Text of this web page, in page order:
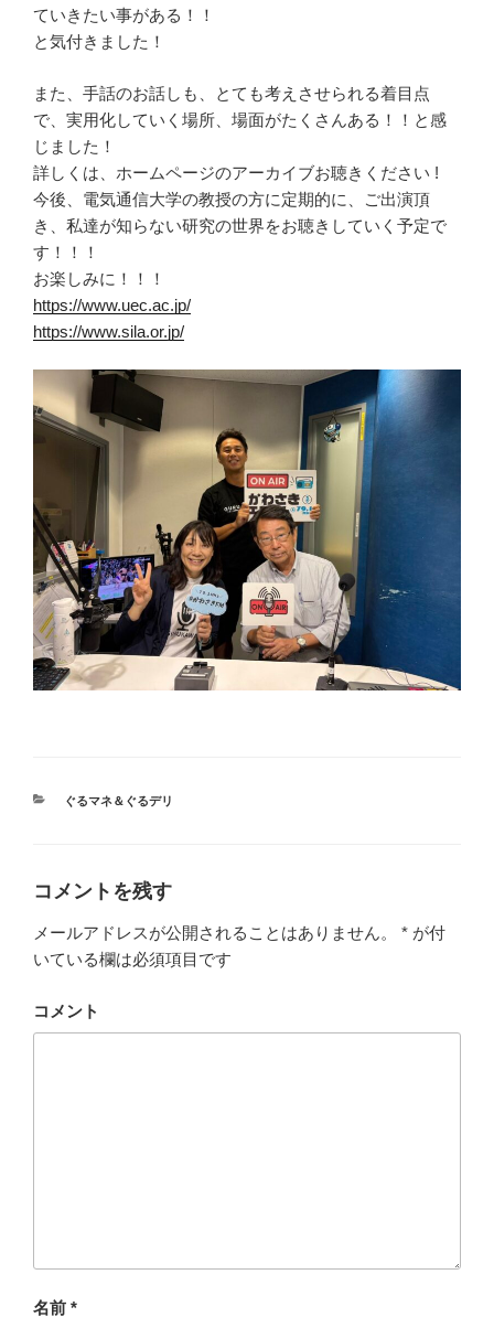
ていきたい事がある！！
と気付きました！
また、手話のお話しも、とても考えさせられる着目点
で、実用化していく場所、場面がたくさんある！！と感
じました！
詳しくは、ホームページのアーカイブお聴きください !
今後、電気通信大学の教授の方に定期的に、ご出演頂
き、私達が知らない研究の世界をお聴きしていく予定で
す！！！
お楽しみに！！！
https://www.uec.ac.jp/
https://www.sila.or.jp/
カ
ぐるマネ＆ぐるデリ
コメントを残す
メールアドレスが公開されることはありません。 * が付
いている欄は必須項目です
コメント
名前 *